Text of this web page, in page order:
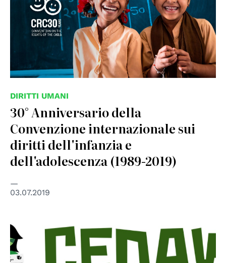
DIRITTI UMANI
30° Anniversario della
Convenzione internazionale sui
diritti dell'infanzia e
dell'adolescenza (1989-2019)
03.07.2019